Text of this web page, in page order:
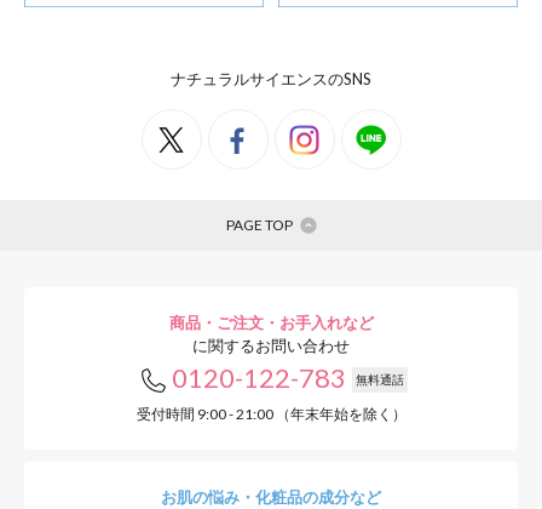
ナチュラルサイエンスのSNS
PAGE TOP
商品・ご注文・お手入れなど
に関するお問い合わせ
0120-122-783 無料通話
受付時間 9:00 - 21:00 （年末年始を除く）
お肌の悩み・化粧品の成分など